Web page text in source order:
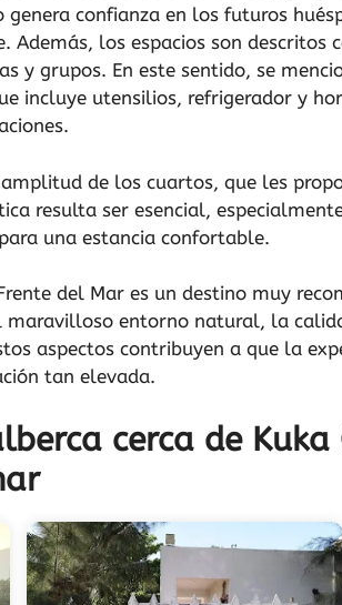
confianza en los futuros
Además, los espacios son
y grupos. En este sentido, se
incluye utensilios, refrigerador y
de los cuartos, que les
resulta ser esencial,
una estancia confortable.
del Mar es un destino muy
maravilloso entorno natural, la
aspectos contribuyen a que la
tan elevada.
cerca de